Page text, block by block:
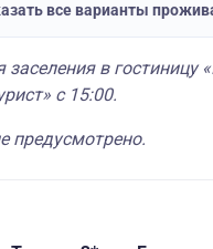
25 000 /
все варианты
заселения в гостиницу
с 15:00.
предусмотрено.